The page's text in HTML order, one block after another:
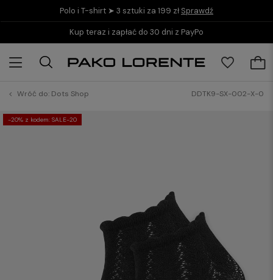
Polo i T-shirt ➤ 3 sztuki za 199 zł Sprawdź
Kup teraz i zapłać do 30 dni z PayPo
Wróć do: Dots Shop DDTK9-SX-002-X-0
-20% z kodem: SALE-20